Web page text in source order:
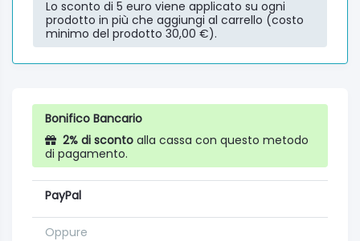
Lo sconto di 5 euro viene applicato su ogni
prodotto in più che aggiungi al carrello (costo
minimo del prodotto 30,00 €).
Bonifico Bancario
2% di sconto alla cassa con questo metodo
di pagamento.
PayPal
Oppure